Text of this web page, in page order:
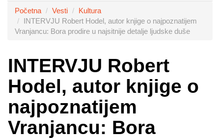
Početna Vesti
Kultura
INTERVJU Robert Hodel, autor knjige o najpoznatijem
Vranjancu: Bora prodire u najsitnije detalje ljudske duše
INTERVJU Robert
Hodel, autor knjige o
najpoznatijem
Vranjancu: Bora